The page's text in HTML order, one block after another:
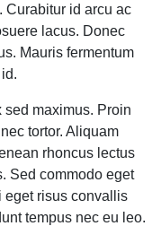
Curabitur id arcu ac
lacus. Donec
Mauris fermentum
sed maximus. Proin
tortor. Aliquam
rhoncus lectus
Sed commodo eget
eget risus convallis
tempus nec eu leo.